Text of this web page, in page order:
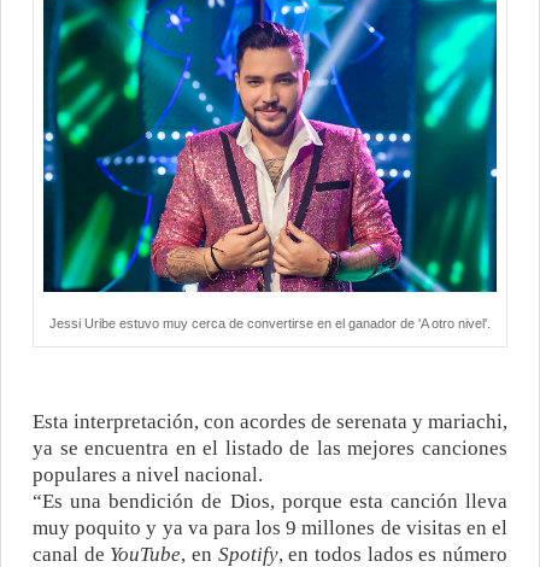
Jessi Uribe estuvo muy cerca de convertirse en el ganador de 'A otro nivel'.
Esta interpretación, con acordes de serenata y mariachi,
ya se encuentra en el listado de las mejores canciones
populares a nivel nacional.
“Es una bendición de Dios, porque esta canción lleva
muy poquito y ya va para los 9 millones de visitas en el
canal de YouTube, en Spotify, en todos lados es número